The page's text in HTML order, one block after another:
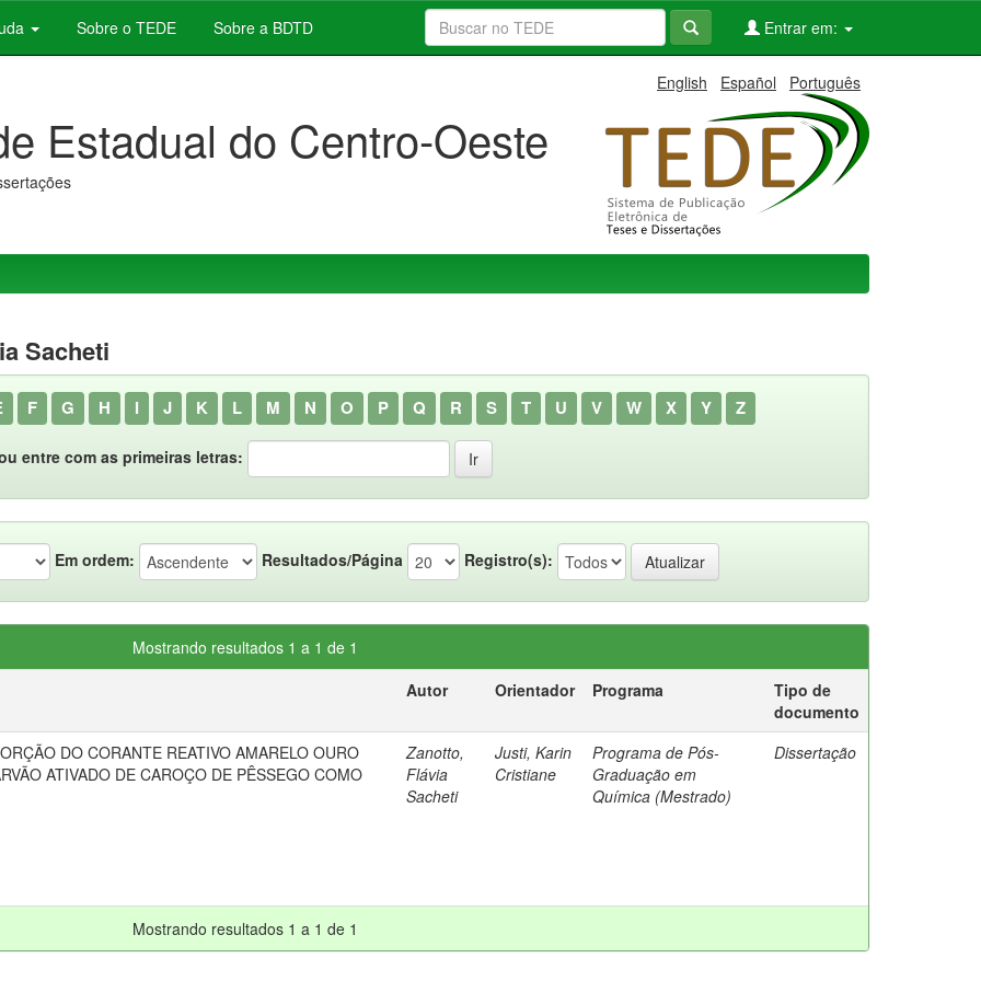
Sobre o TEDE Sobre a BDTD Entrar em:
English Español Português
Estadual do Centro-Oeste
Sacheti
F G H I J K L M N O P Q R S T U V W X Y Z
entre com as primeiras letras:
Em ordem: Resultados/Página Registro(s):
Mostrando resultados 1 a 1 de 1
Autor Orientador Programa
Tipo de
documento
DO CORANTE REATIVO AMARELO OURO
ATIVADO DE CAROÇO DE PÊSSEGO COMO
Zanotto,
Flávia
Sacheti
Justi, Karin
Cristiane
Programa de Pós-
Graduação em
Química (Mestrado)
Dissertação
Mostrando resultados 1 a 1 de 1